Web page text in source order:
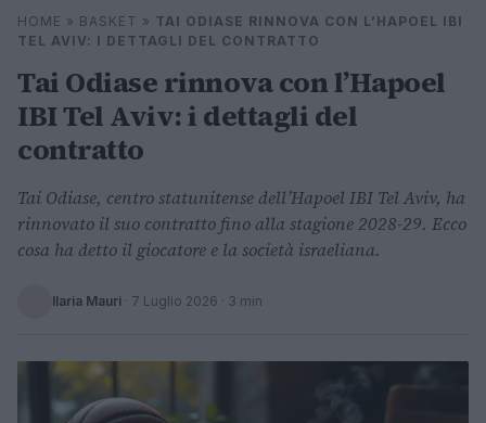
Cerca
⌕ ×
HOME » BASKET » TAI ODIASE RINNOVA CON L’HAPOEL IBI
TEL AVIV: I DETTAGLI DEL CONTRATTO
Tai Odiase rinnova con l’Hapoel
IBI Tel Aviv: i dettagli del
contratto
Tai Odiase, centro statunitense dell’Hapoel IBI Tel Aviv, ha
rinnovato il suo contratto fino alla stagione 2028-29. Ecco
cosa ha detto il giocatore e la società israeliana.
Ilaria Mauri · 7 Luglio 2026 · 3 min